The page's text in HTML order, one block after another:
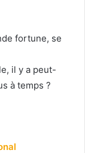
fortune, se
il y a peut-
à temps ?